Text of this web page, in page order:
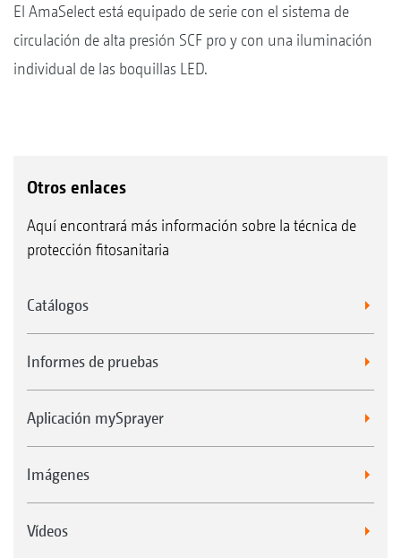
El AmaSelect está equipado de serie con el sistema de
circulación de alta presión SCF pro y con una iluminación
individual de las boquillas LED.
Otros enlaces
Aquí encontrará más información sobre la técnica de
protección fitosanitaria
Catálogos
Informes de pruebas
Aplicación mySprayer
Imágenes
Vídeos